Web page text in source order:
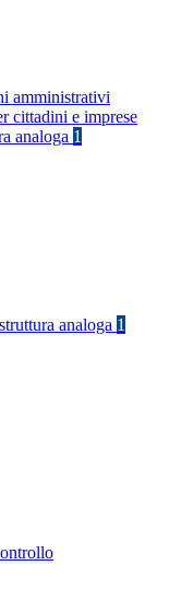
amministrativi
cittadini e imprese
analoga 1
analoga 1